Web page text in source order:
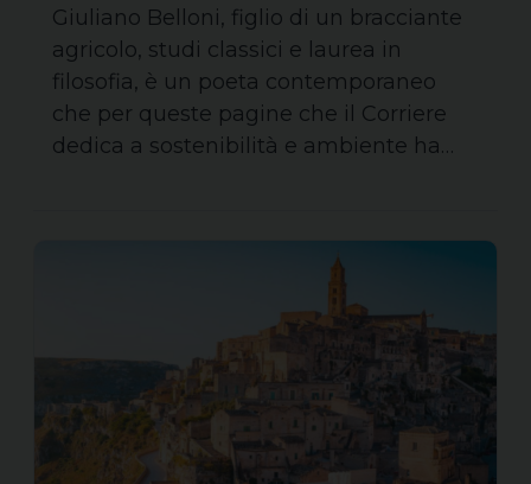
Giuliano Belloni, figlio di un bracciante
agricolo, studi classici e laurea in
filosofia, è un poeta contemporaneo
che per queste pagine che il Corriere
dedica a sostenibilità e ambiente ha…